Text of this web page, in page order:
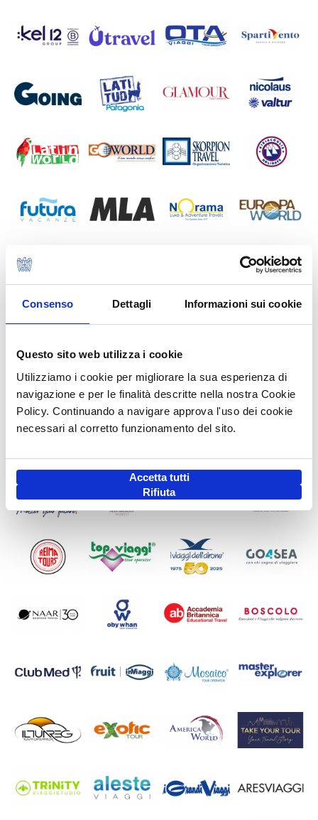
Consenso Dettagli Informazioni sui cookie
Questo sito web utilizza i cookie
Utilizziamo i cookie per migliorare la sua esperienza di
navigazione e per le finalità descritte nella nostra Cookie
Policy. Continuando a navigare approva l'uso dei cookie
necessari al corretto funzionamento del sito.
Accetta tutti
Rifiuta